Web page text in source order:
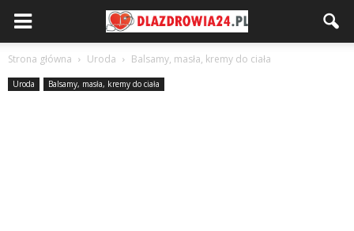
Strona główna Uroda Balsamy, masła, kremy do ciała
Uroda Balsamy, masła, kremy do ciała